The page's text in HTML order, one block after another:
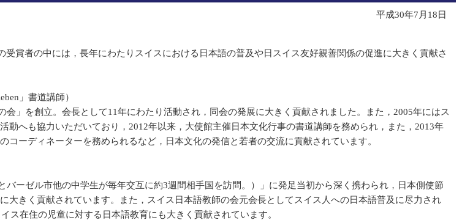
平成30年7月18日
賞者の中には，長年にわたりスイスにおける日本語の普及や日スイス友好親善関係の促進に大きく貢献さ
」書道講師）
」を創立。会長として11年にわたり活動され，同会の発展に大きく貢献されました。また，2005年にはス
へも協力いただいており，2012年以来，大使館主催日本文化行事の書道講師を務められ，また，2013年
ーディネーターを務められるなど，日本文化の発信と若者の交流に貢献されています。
ーゼル市他の中学生が毎年交互に約3週間相手国を訪問。）」に発足当初から深く携わられ，日本側使節
きく貢献されています。また，スイス日本語教師の会元会長としてスイス人への日本語普及に尽力され
ス在住の児童に対する日本語教育にも大きく貢献されています。